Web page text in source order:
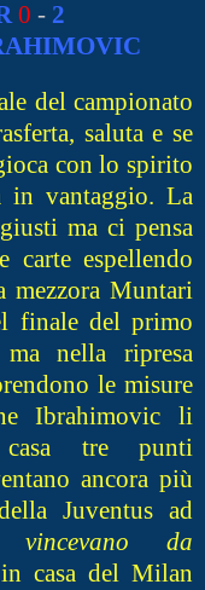
0 - 2
del campionato
saluta e se
con lo spirito
vantaggio. La
ma ci pensa
carte espellendo
mezzora Muntari
finale del primo
nella ripresa
le misure
Ibrahimovic li
tre punti
ancora più
Juventus ad
da
casa del Milan